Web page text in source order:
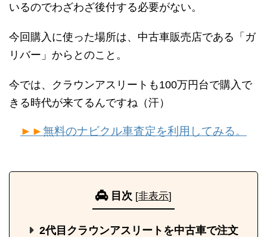
いるのでわざわざ後付する必要がない。
今回購入に使った場所は、中古車販売店である「ガ
リバー」からとのこと。
今では、クラウンアスリートも100万円台で購入で
きる時代が来てるんですね（汗）
►►無料のナビクル車査定を利用してみる。
目次 [非表示]
2代目クラウンアスリートを中古車で注文